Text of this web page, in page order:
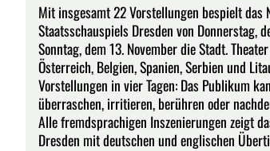
Mit insgesamt 22 Vorstellungen bespielt das
Staatsschauspiels Dresden von Donnerstag,
Sonntag, dem 13. November die Stadt.
Österreich, Belgien, Spanien, Serbien und
Vorstellungen in vier Tagen: Das Publikum
überraschen, irritieren, berühren oder
Alle fremdsprachigen Inszenierungen zeigt
Dresden mit deutschen und englischen